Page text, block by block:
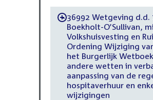
-36992 Wetgeving d.d.
Boekholt-O’Sullivan,
Volkshuisvesting en
Ordening Wijziging
het Burgerlijk
andere wetten in
aanpassing van de
hospitaverhuur en
wijzigingen